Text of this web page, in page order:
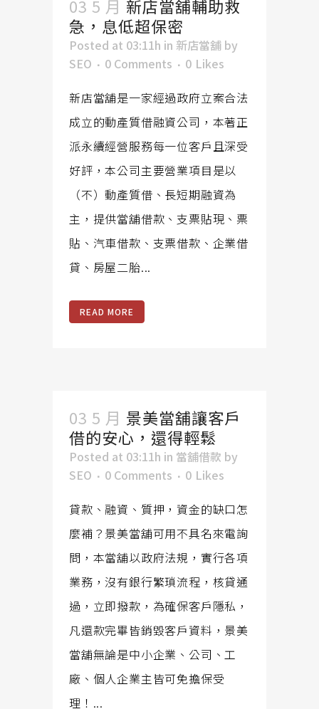
03 5 月 新店當舖輔助救
急，息低超保密
Posted at 03:11h in 新店當舖 by
SEO
0 Comments 0 Likes
新店當舖是一家經過政府立案合法
成立的動產質借融資公司，本著正
派永續經營服務每一位客戶且深受
好評，本公司主要營業項目是以
（不）動產質借、長短期融資為
主，提供當舖借款、支票貼現、票
貼、汽車借款、支票借款、企業借
貸、房屋二胎...
READ MORE
03 5 月 景美當舖讓客戶
借的安心，還得輕鬆
Posted at 03:11h in 當舖借款 by
SEO
0 Comments 0 Likes
貸款、融資、質押，資金的缺口怎
麼補？景美當舖可用不具名來電詢
問，本當舖以政府法規，實行各項
業務，沒有銀行繁瑣流程，核貸通
過，立即撥款，為確保客戶隱私，
凡還款完畢皆銷毀客戶資料，景美
當舖無論是中小企業、公司、工
廠、個人企業主皆可免擔保受
理！...